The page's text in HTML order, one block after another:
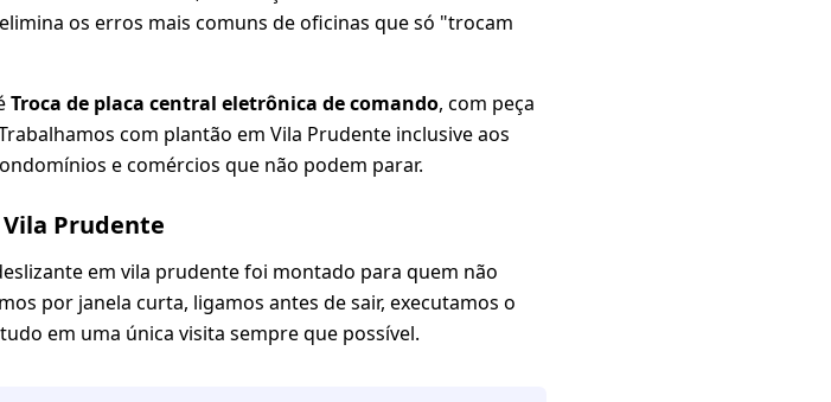
os erros mais comuns de oficinas que só "trocam
Troca de placa central eletrônica de comando, com peça
com plantão em Vila Prudente inclusive aos
e comércios que não podem parar.
Prudente
em vila prudente foi montado para quem não
por janela curta, ligamos antes de sair, executamos o
em uma única visita sempre que possível.